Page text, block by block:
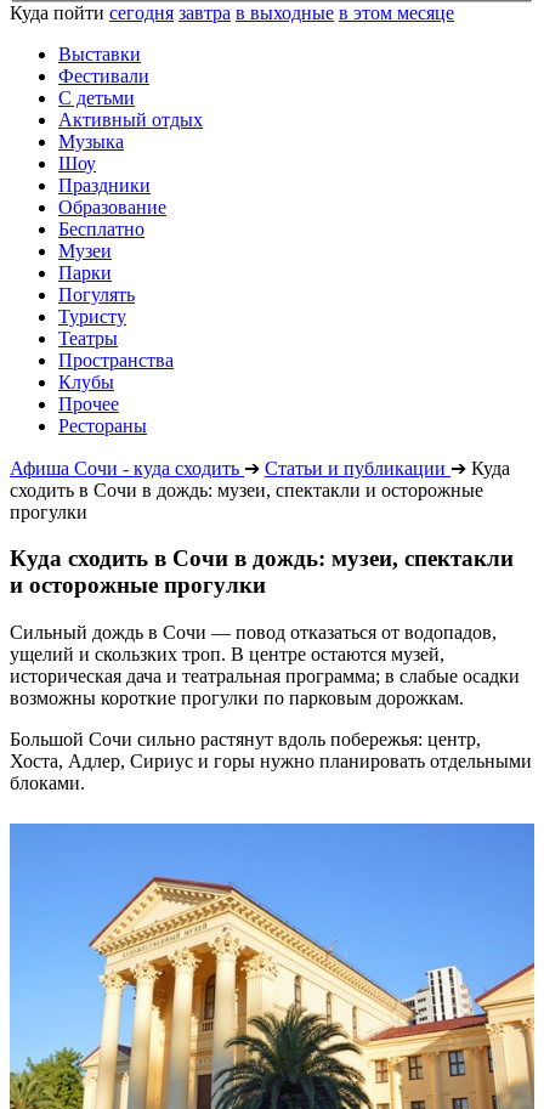
Куда пойти сегодня завтра в выходные в этом месяце
Выставки
Фестивали
С детьми
Активный отдых
Музыка
Шоу
Праздники
Образование
Бесплатно
Музеи
Парки
Погулять
Туристу
Театры
Пространства
Клубы
Прочее
Рестораны
Афиша Сочи - куда сходить ➔ Статьи и публикации ➔ Куда
сходить в Сочи в дождь: музеи, спектакли и осторожные
прогулки
Куда сходить в Сочи в дождь: музеи, спектакли
и осторожные прогулки
Сильный дождь в Сочи — повод отказаться от водопадов,
ущелий и скользких троп. В центре остаются музей,
историческая дача и театральная программа; в слабые осадки
возможны короткие прогулки по парковым дорожкам.
Большой Сочи сильно растянут вдоль побережья: центр,
Хоста, Адлер, Сириус и горы нужно планировать отдельными
блоками.